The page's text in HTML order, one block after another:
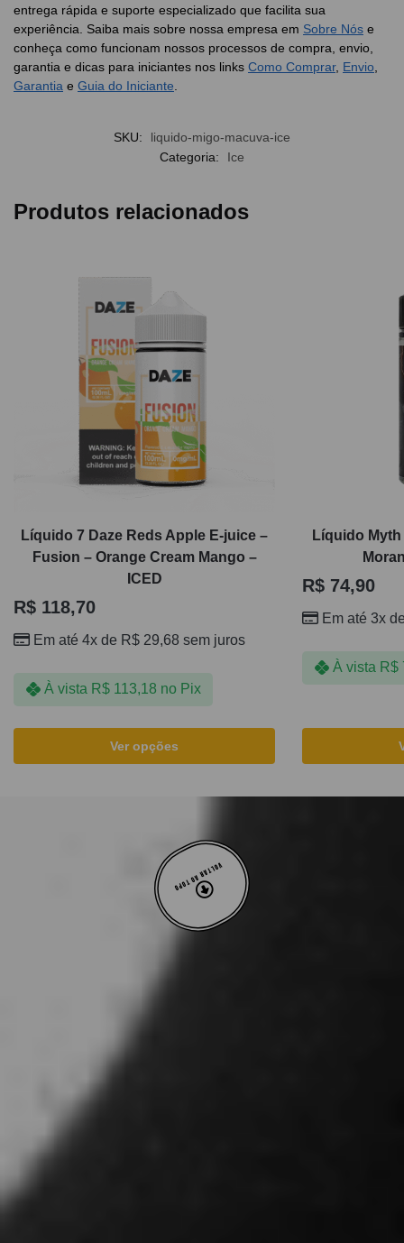
entrega rápida e suporte especializado que facilita sua
experiência. Saiba mais sobre nossa empresa em Sobre Nós e
conheça como funcionam nossos processos de compra, envio,
garantia e dicas para iniciantes nos links Como Comprar, Envio
Garantia e Guia do Iniciante
SKU:
liquido-migo-macuva-ice
Categoria:
Ice
Produtos relacionados
Líquido 7 Daze Reds Apple E-juice –
Fusion – Orange Cream Mango –
ICED
R$ 118,70
Em até 4x de R$ 29,68 sem juros
À vista R$113,18 no Pix
Ver opções
Líquido
R$ 74,90
Em até 3x
À vista R$
VOLTAR AO TOPO